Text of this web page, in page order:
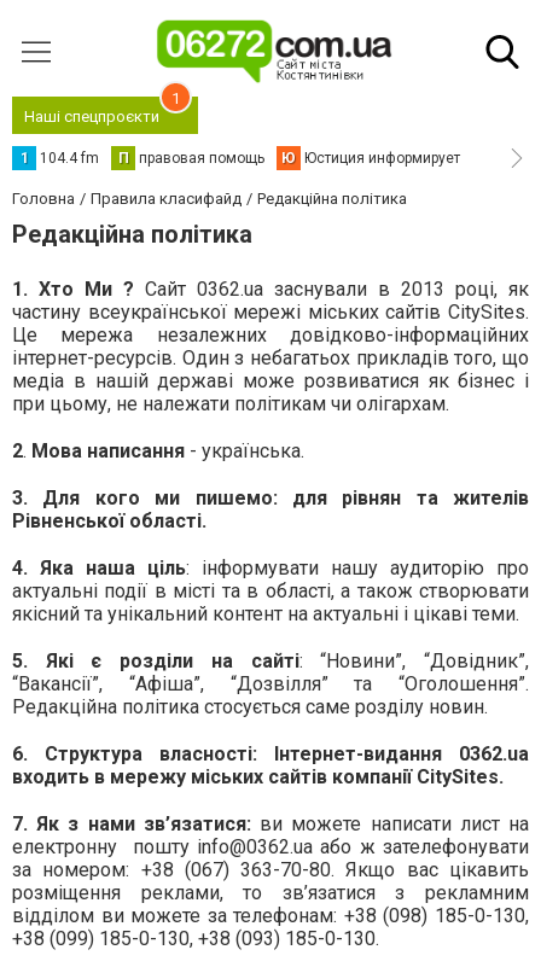
Наші спецпроєкти
1
1 104.4 fm П правовая помощь Ю Юстиция информирует
Головна Правила класифайд Редакційна політика
Редакційна політика
1. Хто Ми ? Сайт 0362.ua заснували в 2013 році, як
частину всеукраїнської мережі міських сайтів CitySites.
Це мережа незалежних довідково-інформаційних
інтернет-ресурсів. Один з небагатьох прикладів того, що
медіа в нашій державі може розвиватися як бізнес і
при цьому, не належати політикам чи олігархам.
2. Мова написання - українська.
3. Для кого ми пишемо: для рівнян та жителів
Рівненської області.
4. Яка наша ціль: інформувати нашу аудиторію про
актуальні події в місті та в області, а також створювати
якісний та унікальний контент на актуальні і цікаві теми.
5. Які є розділи на сайті: “Новини”, “Довідник”,
“Вакансії”, “Афіша”, “Дозвілля” та “Оголошення”.
Редакційна політика стосується саме розділу новин.
6. Структура власності: Інтернет-видання 0362.ua
входить в мережу міських сайтів компанії CitySites.
7. Як з нами зв’язатися:ви можете написати лист на
електронну
пошту info@0362.ua або ж зателефонувати
за номером: +38 (067) 363-70-80. Якщо вас цікавить
розміщення реклами, то зв’язатися з рекламним
відділом ви можете за телефонам: +38 (098) 185-0-130,
+38 (099) 185-0-130, +38 (093) 185-0-130.